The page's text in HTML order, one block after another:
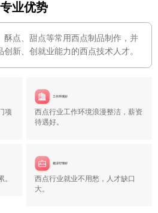
专业优势
酥点、甜点等常用西点制品制作，并
新、创就业能力的西点技术人才。
项
工作环境好
西点行业工作环境浪漫整洁，薪资
待遇好。
就业行情好
西点行业就业不用愁，人才缺口
大。